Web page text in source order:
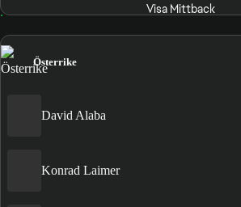
Visa Mittback
Österrike
David Alaba
Konrad Laimer